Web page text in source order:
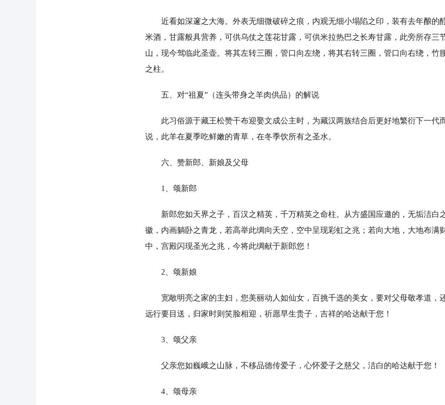
近看如深邃之大海。外表无细微破碎之痕，内观无细小塌陷之印，装有去年酿的
米酒，甘露般具营养，可供乌仗之莲花甘露，可供米拉热巴之长寿甘露，此旁所存三
山，现今驾临此圣壶。将其左转三圈，管口向左绕，将其右转三圈，管口向右绕，竹
之柱。
五、对“祖夏”（连头带身之羊肉供品）的解说
此习俗源于藏王松赞干布迎娶文成公主时，为藏汉两族结合后更好地繁衍下一代
说，此羊在夏季吃鲜嫩的青草，在冬季饮所有之圣水。
六、赞新郎、新娘及父母
1、颂新郎
新郎您如天界之子，百汉之精英，千万精英之命柱。从方盛国应邀的，无垢洁白
徽，内画躺卧之青龙，若高举此绸向天空，空中呈现彩虹之兆；若向大地，大地布满
中，宫殿闪现圣光之兆，今将此绸献于新郎您！
2、颂新娘
宽敞明亮之家的主妇，您美丽动人如仙女，百挑千选的美女，要对父母敬孝道，
远行要目送，归家时则笑脸相迎，祈愿早生贵子，吉祥的哈达献于您！
3、颂父亲
父亲您如巍峨之山脉，不移品德传爱子，心怀爱子之慈父，洁白的哈达献于您！
4、颂母亲